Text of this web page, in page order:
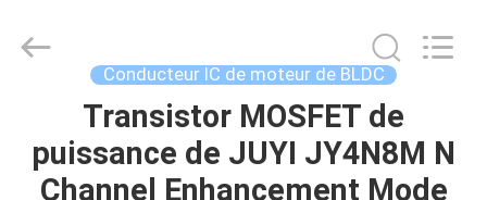
APERÇU
PRODUITS
Motor
Technology
Conducteur IC de moteur de BLDC
Transistor MOSFET de
puissance de JUYI JY4N8M N
Channel Enhancement Mode